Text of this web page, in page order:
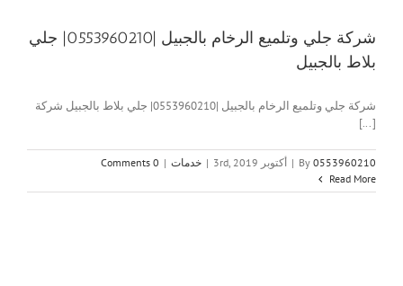
شركة جلي وتلميع الرخام بالجبيل |0553960210| جلي
بلاط بالجبيل
شركة جلي وتلميع الرخام بالجبيل |0553960210| جلي بلاط بالجبيل شركة
[...]
By 0553960210
| أكتوبر 3rd, 2019 | خدمات |
0 Comments
Read More